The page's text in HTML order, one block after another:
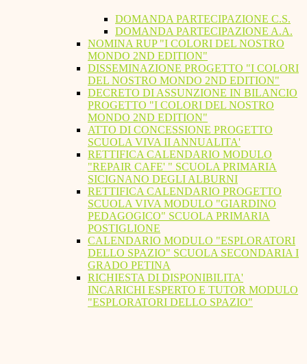
DOMANDA PARTECIPAZIONE C.S.
DOMANDA PARTECIPAZIONE A.A.
NOMINA RUP "I COLORI DEL NOSTRO
MONDO 2ND EDITION"
DISSEMINAZIONE PROGETTO "I COLORI
DEL NOSTRO MONDO 2ND EDITION"
DECRETO DI ASSUNZIONE IN BILANCIO
PROGETTO "I COLORI DEL NOSTRO
MONDO 2ND EDITION"
ATTO DI CONCESSIONE PROGETTO
SCUOLA VIVA II ANNUALITA'
RETTIFICA CALENDARIO MODULO
"REPAIR CAFE' " SCUOLA PRIMARIA
SICIGNANO DEGLI ALBURNI
RETTIFICA CALENDARIO PROGETTO
SCUOLA VIVA MODULO "GIARDINO
PEDAGOGICO" SCUOLA PRIMARIA
POSTIGLIONE
CALENDARIO MODULO "ESPLORATORI
DELLO SPAZIO" SCUOLA SECONDARIA I
GRADO PETINA
RICHIESTA DI DISPONIBILITA'
INCARICHI ESPERTO E TUTOR MODULO
"ESPLORATORI DELLO SPAZIO"